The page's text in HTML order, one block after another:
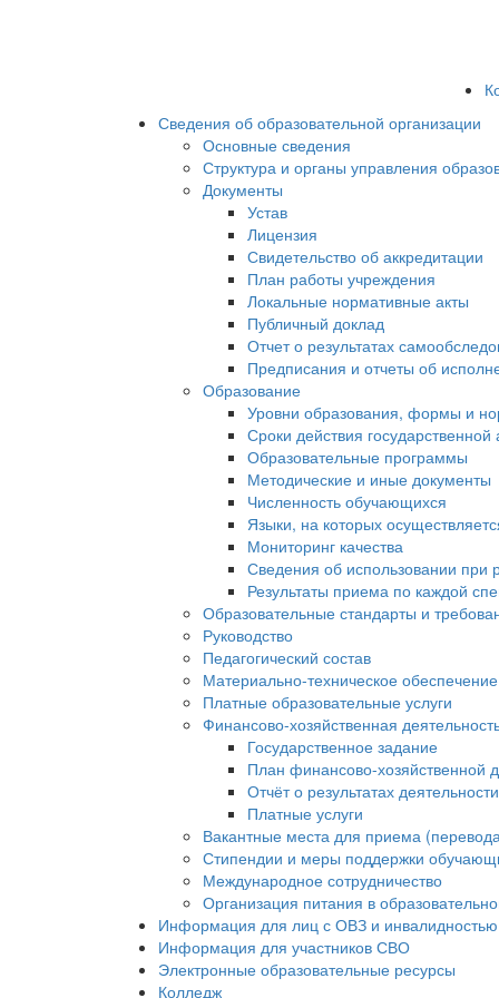
Сведения об образовательной организации
Основные сведения
Структура и органы управления
Документы
Устав
Лицензия
Свидетельство об аккредитации
План работы учреждения
Локальные нормативные акты
Публичный доклад
Отчет о результатах
Предписания и отчеты об
Образование
Уровни образования, формы и
Сроки действия
Образовательные программы
Методические и иные документы
Численность обучающихся
Языки, на которых
Мониторинг качества
Сведения об использовании при
Результаты приема по каждой
Образовательные стандарты и
Руководство
Педагогический состав
Материально-техническое
Платные образовательные услуги
Финансово-хозяйственная
Государственное задание
План финансово-хозяйственной
Отчёт о результатах
Платные услуги
Вакантные места для приема
Стипендии и меры поддержки
Международное сотрудничество
Организация питания в
Информация для лиц с ОВЗ и инвалидностью
Информация для участников СВО
Электронные образовательные ресурсы
Колледж